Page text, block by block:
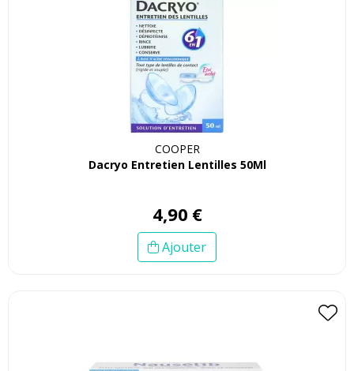
COOPER
Dacryo Entretien Lentilles 50Ml
4,90 €
Ajouter